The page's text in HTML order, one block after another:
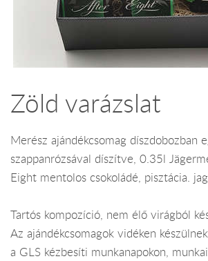
Zöld varázslat
Merész ajándékcsomag díszdobozban
szappanrózsával díszítve, 0.35l
Eight mentolos csokoládé, pisztácia.
Tartós kompozíció, nem élő virágból
Az ajándékcsomagok vidéken
a GLS kézbesíti munkanapokon,